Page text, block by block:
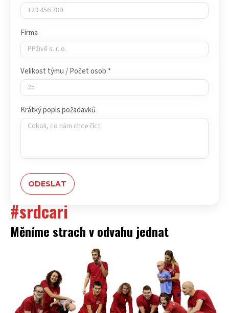
Firma
Velikost týmu / Počet osob *
Krátký popis požadavků
#srdcari
Měníme strach v odvahu jednat